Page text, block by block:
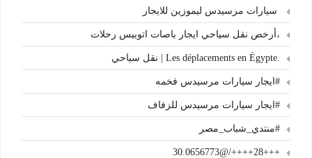
سيارات مرسيدس ليموزين للايجار
،أرخص نقل سياحي ايجار باصات اتوبيس رحلات
.Les déplacements en Égypte | نقل سياحي
#ايجار سيارات مرسيدس فخمه
#ايجار سيارات مرسيدس للزفاف
#منتدي_شباب_مصر
+++28++++/@30.0656773